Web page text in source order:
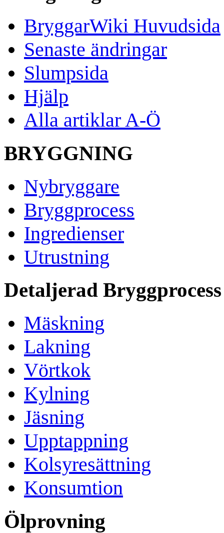
BryggarWiki Huvudsida
Senaste ändringar
Slumpsida
Hjälp
Alla artiklar A-Ö
BRYGGNING
Nybryggare
Bryggprocess
Ingredienser
Utrustning
Detaljerad Bryggprocess
Mäskning
Lakning
Vörtkok
Kylning
Jäsning
Upptappning
Kolsyresättning
Konsumtion
Ölprovning